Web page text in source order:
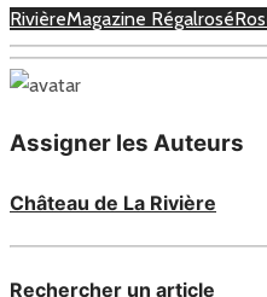
RivièreMagazine Régalrosé
Assigner les Auteurs
Château de La Rivière
Rechercher un article